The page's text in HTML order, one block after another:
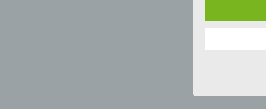
Verarbeitung
Organisation,
Veränderung,
Bereitstellung,